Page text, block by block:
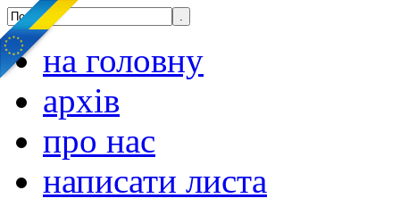
на головну
архів
про нас
написати листа